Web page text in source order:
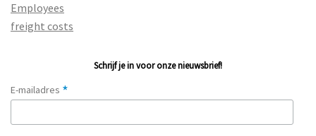
Employees
freight costs
Schrijf je in voor onze nieuwsbrief!
E-mailadres *